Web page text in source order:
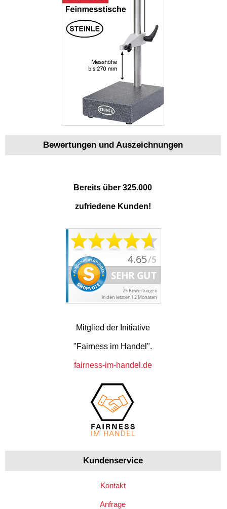
Bewertungen und Auszeichnungen
Bereits über 325.000
zufriedene Kunden!
Mitglied der Initiative
"Fairness im Handel".
fairness-im-handel.de
Kundenservice
Kontakt
Anfrage